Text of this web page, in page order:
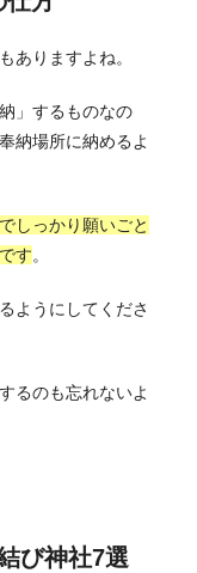
ありますよね。
」するものなの
納場所に納めるよ
しっかり願いごと
す。
ようにしてくださ
るのも忘れないよ
び神社7選